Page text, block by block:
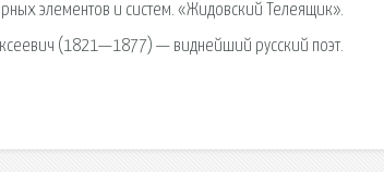
элементов и систем. «Жидовский Телеящик».
(1821—1877) — виднейший русский поэт.